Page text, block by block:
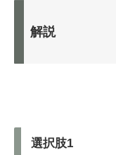
解説
選択肢1